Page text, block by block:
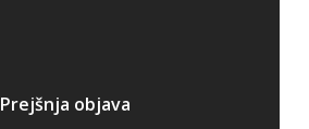
Prejšnja objava